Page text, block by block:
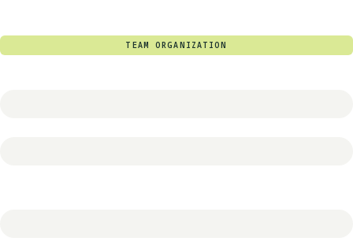
TEAM ORGANIZATION